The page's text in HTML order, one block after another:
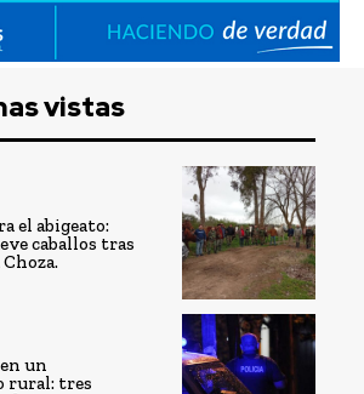
vistas
el abigeato:
caballos tras
un
rural: tres